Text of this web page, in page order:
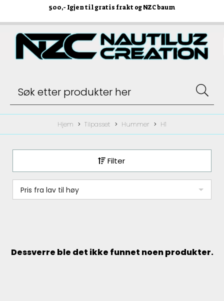
500,- Igjen til gratis frakt og NZC baum
Hjem Tilpasset Hummer H1
Filter
Pris fra lav til høy
Dessverre ble det ikke funnet noen produkter.